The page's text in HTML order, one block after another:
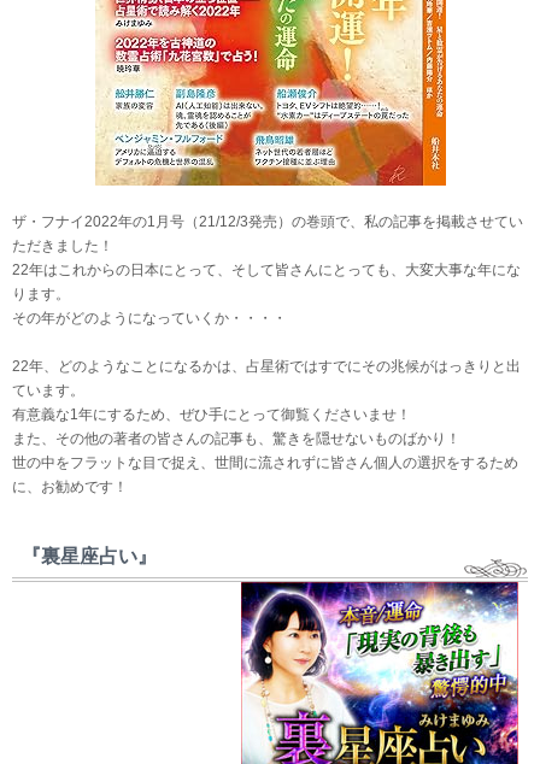
ザ・フナイ2022年の1月号（21/12/3発売）の巻頭で、私の記事を掲載させてい
ただきました！
22年はこれからの日本にとって、そして皆さんにとっても、大変大事な年にな
ります。
その年がどのようになっていくか・・・・
22年、どのようなことになるかは、占星術ではすでにその兆候がはっきりと出
ています。
有意義な1年にするため、ぜひ手にとって御覧くださいませ！
また、その他の著者の皆さんの記事も、驚きを隠せないものばかり！
世の中をフラットな目で捉え、世間に流されずに皆さん個人の選択をするため
に、お勧めです！
『裏星座占い』